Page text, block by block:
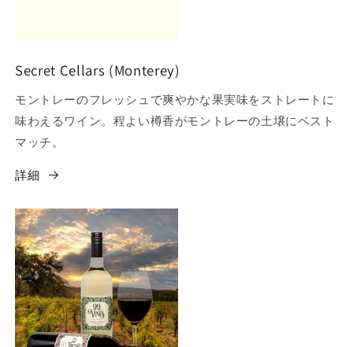
Secret Cellars (Monterey)
モントレーのフレッシュで爽やかな果実味をストレートに
味わえるワイン。程よい樽香がモントレーの土壌にベスト
マッチ。
詳細